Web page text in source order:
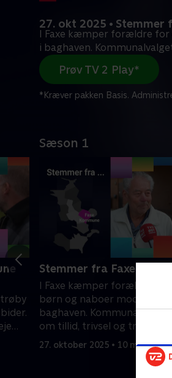
27. okt 2025 • Stemmer
I Faxe kæmper forældre for
i baghaven.
Prøv TV 2 Play*
*Kræver pakken Basis.
Sæson 1
Stemmer fra Faxe
I Faxe kæmper forældre for
børn og naboer mod
baghaven.
om tillid, trivsel og tro på
27. oktober 2025 • 10 min